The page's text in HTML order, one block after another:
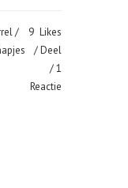
/
9 Likes
Deel
1
Reactie